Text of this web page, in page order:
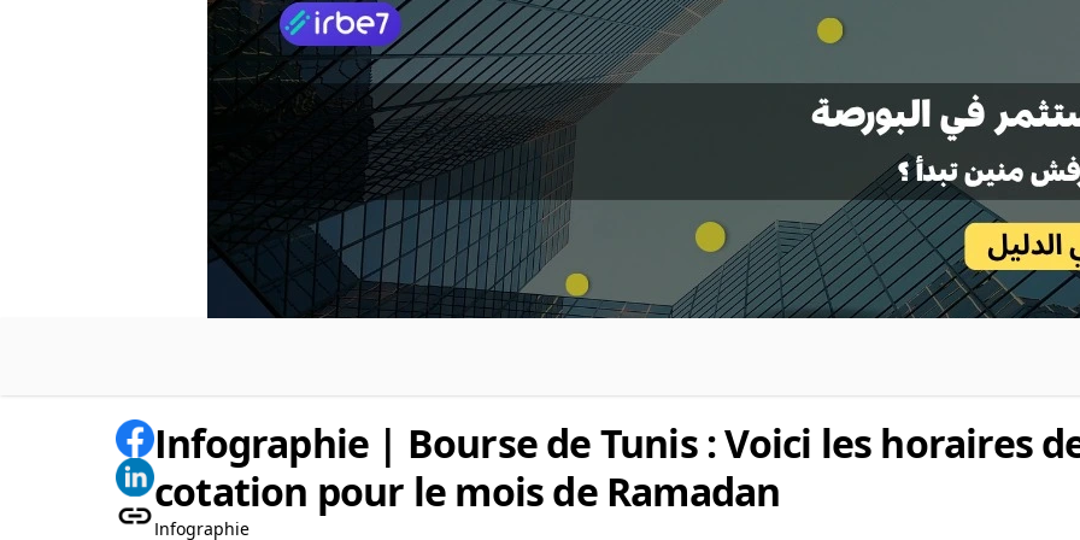
Infographie | Bourse de Tunis : Voici les horaires
cotation pour le mois de Ramadan
Infographie